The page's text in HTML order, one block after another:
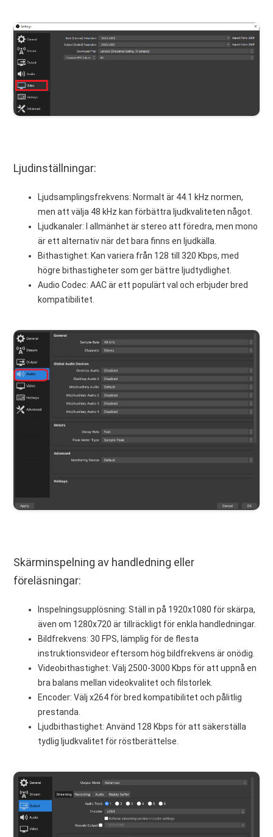
Ljudinställningar:
Ljudsamplingsfrekvens: Normalt är 44.1 kHz normen,
men att välja 48 kHz kan förbättra ljudkvaliteten något.
Ljudkanaler: I allmänhet är stereo att föredra, men mono
är ett alternativ när det bara finns en ljudkälla.
Bithastighet: Kan variera från 128 till 320 Kbps, med
högre bithastigheter som ger bättre ljudtydlighet.
Audio Codec: AAC är ett populärt val och erbjuder bred
kompatibilitet.
Skärminspelning av handledning eller
föreläsningar:
Inspelningsupplösning: Ställ in på 1920x1080 för skärpa,
även om 1280x720 är tillräckligt för enkla handledningar.
Bildfrekvens: 30 FPS, lämplig för de flesta
instruktionsvideor eftersom hög bildfrekvens är onödig.
Videobithastighet: Välj 2500-3000 Kbps för att uppnå en
bra balans mellan videokvalitet och filstorlek.
Encoder: Välj x264 för bred kompatibilitet och pålitlig
prestanda.
Ljudbithastighet: Använd 128 Kbps för att säkerställa
tydlig ljudkvalitet för röstberättelse.